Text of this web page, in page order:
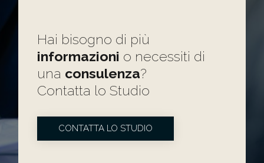
Hai bisogno di più
informazioni o necessiti di
una consulenza?
Contatta lo Studio
CONTATTA LO STUDIO